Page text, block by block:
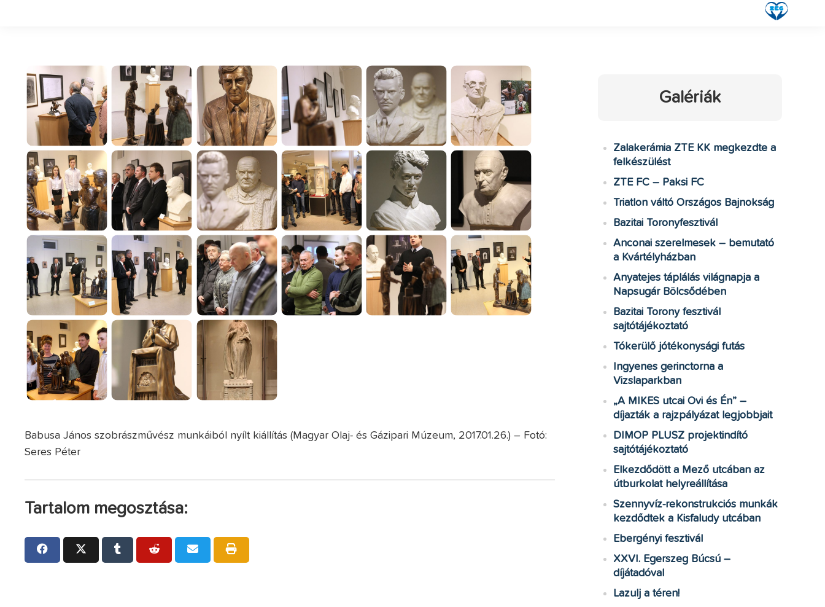
Babusa János szobrászművész munkáiból nyílt kiállítás (Magyar Olaj- és Gázipari Múzeum, 2017.01.26.) – Fotó:
Seres Péter
Tartalom megosztása:
Galériák
Zalakerámia ZTE KK megkezdte a
felkészülést
ZTE FC – Paksi FC
Triatlon váltó Országos Bajnokság
Bazitai Toronyfesztivál
Anconai szerelmesek – bemutató
a Kvártélyházban
Anyatejes táplálás világnapja a
Napsugár Bölcsődében
Bazitai Torony fesztivál
sajtótájékoztató
Tókerülő jótékonysági futás
Ingyenes gerinctorna a
Vizslaparkban
„A MIKES utcai Ovi és Én” –
díjazták a rajzpályázat legjobbjait
DIMOP PLUSZ projektindító
sajtótájékoztató
Elkezdődött a Mező utcában az
útburkolat helyreállítása
Szennyvíz-rekonstrukciós munkák
kezdődtek a Kisfaludy utcában
Ebergényi fesztivál
XXVI. Egerszeg Búcsú –
díjátadóval
Lazulj a téren!